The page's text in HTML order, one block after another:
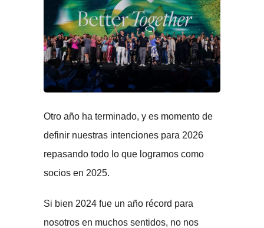
Otro año ha terminado, y es momento de
definir nuestras intenciones para 2026
repasando todo lo que logramos como
socios en 2025.
Si bien 2024 fue un año récord para
nosotros en muchos sentidos, no nos